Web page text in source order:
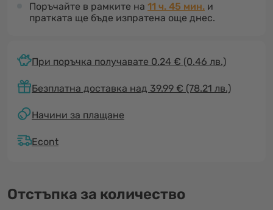
Поръчайте в рамките на 11 ч. 45 мин. и
пратката ще бъде изпратена още днес.
При поръчка получавате 0.24 € (0.46 лв.)
Безплатна доставка над 39.99 € (78.21 лв.)
Начини за плащане
Econt
Отстъпка за количество